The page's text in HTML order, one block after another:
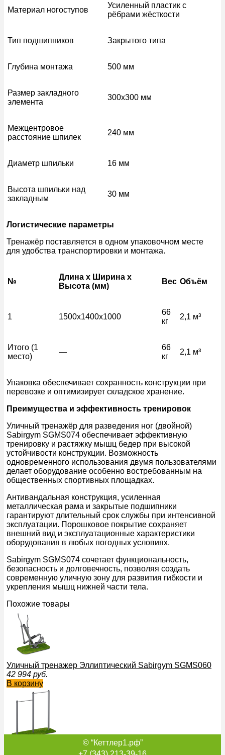
Материал ногоступов
Усиленный пластик с
рёбрами жёсткости
Тип подшипников Закрытого типа
Глубина монтажа 500 мм
Размер закладного
элемента
300х300 мм
Межцентровое
расстояние шпилек
240 мм
Диаметр шпильки 16 мм
Высота шпильки над
закладным
30 мм
Логистические параметры
Тренажёр поставляется в одном упаковочном месте
для удобства транспортировки и монтажа.
№
Длина x Ширина x
Высота (мм)
Вес Объём
1 1500x1400x1000
66
кг
2,1 м³
Итого (1
место)
—
66
кг
2,1 м³
Упаковка обеспечивает сохранность конструкции при
перевозке и оптимизирует складское хранение.
Преимущества и эффективность тренировок
Уличный тренажёр для разведения ног (двойной)
Sabirgym SGMS074 обеспечивает эффективную
тренировку и растяжку мышц бедер при высокой
устойчивости конструкции. Возможность
одновременного использования двумя пользователями
делает оборудование особенно востребованным на
общественных спортивных площадках.
Антивандальная конструкция, усиленная
металлическая рама и закрытые подшипники
гарантируют длительный срок службы при интенсивной
эксплуатации. Порошковое покрытие сохраняет
внешний вид и эксплуатационные характеристики
оборудования в любых погодных условиях.
Sabirgym SGMS074 сочетает функциональность,
безопасность и долговечность, позволяя создать
современную уличную зону для развития гибкости и
укрепления мышц нижней части тела.
Похожие товары
Уличный тренажер Эллиптический Sabirgym SGMS060
42 994 руб.
В корзину
Турник двухуровневый Sabirgym SGWOK010.2 уличный
© “Кеттлер1.рф”